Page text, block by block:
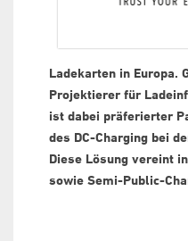
Ladekarten in Europa.
Projektierer für
ist dabei präferierter
des DC-Charging bei
Diese Lösung vereint
sowie Semi-Public-